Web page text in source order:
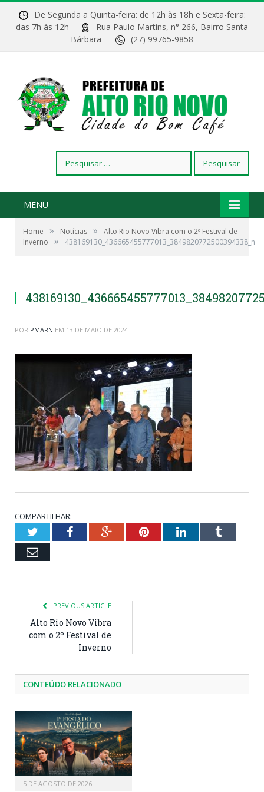
De Segunda a Quinta-feira: de 12h às 18h e Sexta-feira:
das 7h às 12h
Rua Paulo Martins, n° 266, Bairro Santa
Bárbara
(27) 99765-9858
por:
MENU
Home » Notícias »
Alto Rio Novo Vibra com o 2º Festival de
Inverno
» 438169130_436665455777013_3849820772500394338_n
POR PMARN EM 13 DE MAIO DE 2024
COMPARTILHAR:
TwitterFacebookGoogle+PinterestLinkedInTumblr
Email
PREVIOUS ARTICLE
Alto Rio Novo Vibra
com o 2º Festival de
Inverno
CONTEÚDO RELACIONADO
5 DE AGOSTO DE 2026